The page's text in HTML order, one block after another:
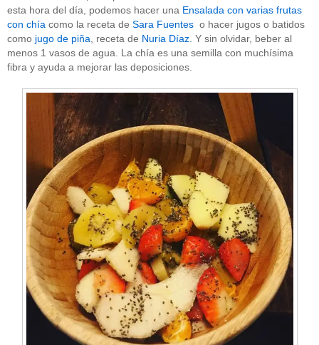
esta hora del día, podemos hacer una Ensalada con varias frutas
con chía como la receta de Sara Fuentes o hacer jugos o batidos
como jugo de piña , receta de Nuria Díaz . Y sin olvidar, beber al
menos 1 vasos de agua. La chía es una semilla con muchísima
fibra y ayuda a mejorar las deposiciones.